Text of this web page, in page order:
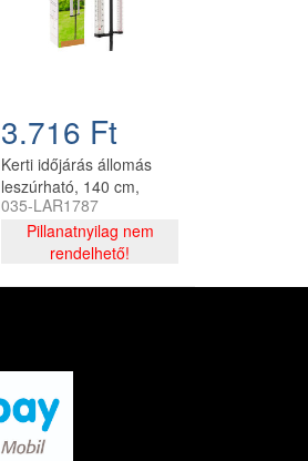
3.716 Ft
Kerti időjárás állomás
leszúrható, 140 cm,
fekete
035-LAR1787
Pillanatnyilag nem
rendelhető!